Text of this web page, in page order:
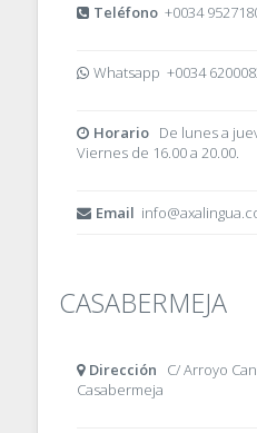
Teléfono+0034
Whatsapp +0034
HorarioDe lunes a
Viernes de 16.00 a 20.00.
Email
CASABERMEJA
Dirección C/ Arroyo
Casabermeja